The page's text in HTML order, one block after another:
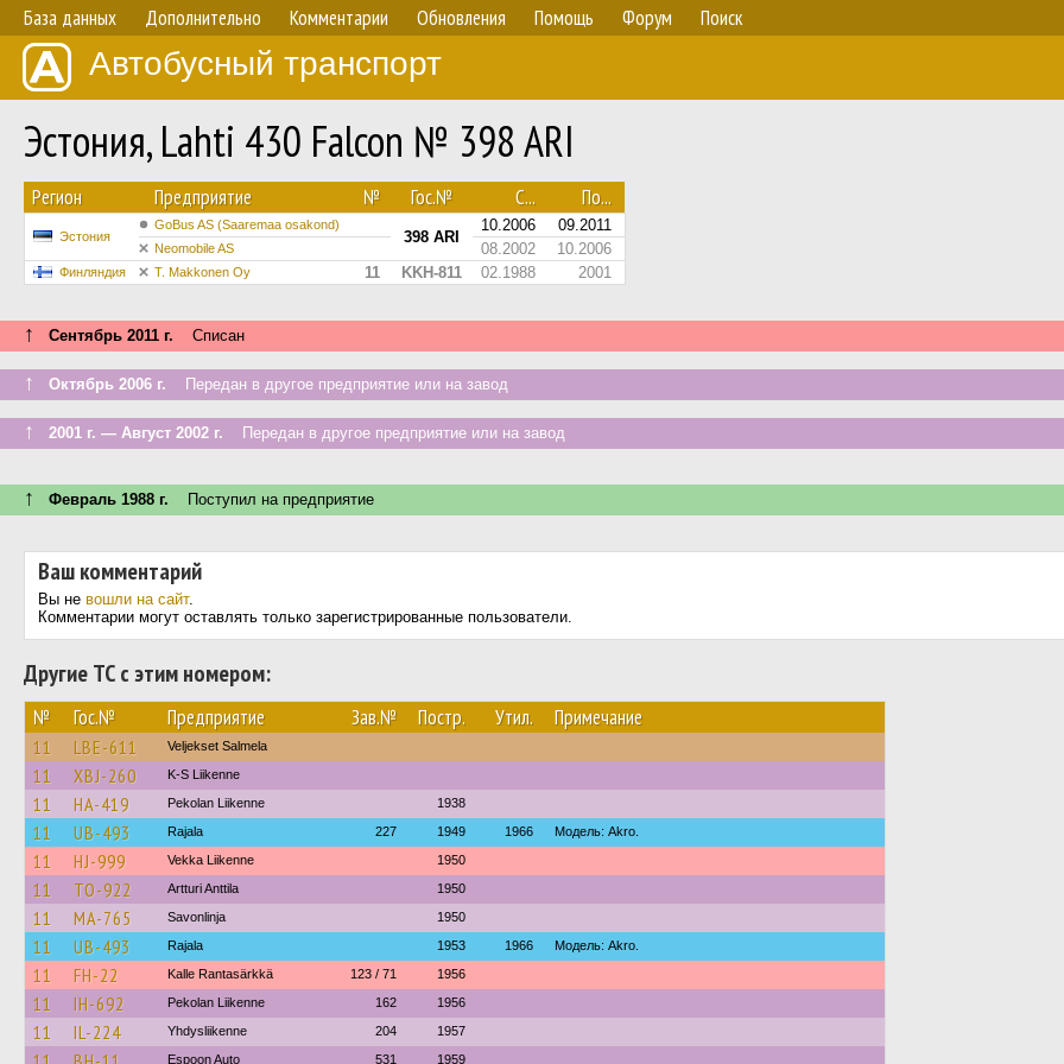
База данных Дополнительно Комментарии Обновления Помощь Форум Поиск
Автобусный транспорт
Эстония, Lahti 430 Falcon № 398 ARI
Регион Предприятие № Гос.№ С... По...
Эстония
GoBus AS (Saaremaa osakond)
398 ARI
10.2006 09.2011
Neomobile AS 08.2002 10.2006
Финляндия T. Makkonen Oy 11 KKH-811 02.1988 2001
↑ Сентябрь 2011 г. Списан
↑ Октябрь 2006 г. Передан в другое предприятие или на завод
↑ 2001 г. — Август 2002 г. Передан в другое предприятие или на завод
↑ Февраль 1988 г. Поступил на предприятие
Ваш комментарий
Вы не вошли на сайт.
Комментарии могут оставлять только зарегистрированные пользователи.
Другие ТС с этим номером:
№ Гос.№ Предприятие Зав.№ Постр. Утил. Примечание
11 LBE-611 Veljekset Salmela
11 XBJ-260 K-S Liikenne
11 HA-419 Pekolan Liikenne 1938
11 UB-493 Rajala 227 1949 1966 Модель: Akro.
11 HJ-999 Vekka Liikenne 1950
11 TO-922 Artturi Anttila 1950
11 MA-765 Savonlinja 1950
11 UB-493 Rajala 1953 1966 Модель: Akro.
11 FH-22 Kalle Rantasärkkä 123 / 71 1956
11 IH-692 Pekolan Liikenne 162 1956
11 IL-224 Yhdysliikenne 204 1957
Espoon Auto 531 1959